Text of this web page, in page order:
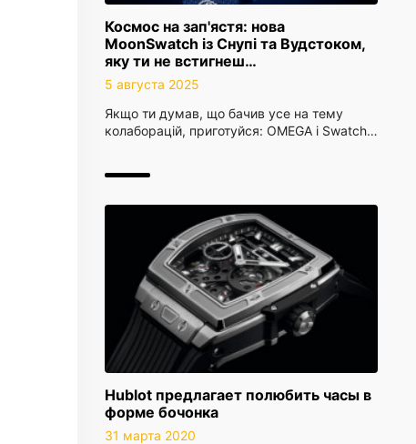
Космос на зап'ястя: нова
MoonSwatch із Снупі та Вудстоком,
яку ти не встигнеш…
5 августа 2025
Якщо ти думав, що бачив усе на тему
колаборацій, приготуйся: OMEGA і Swatch…
Hublot предлагает полюбить часы в
форме бочонка
31 марта 2020